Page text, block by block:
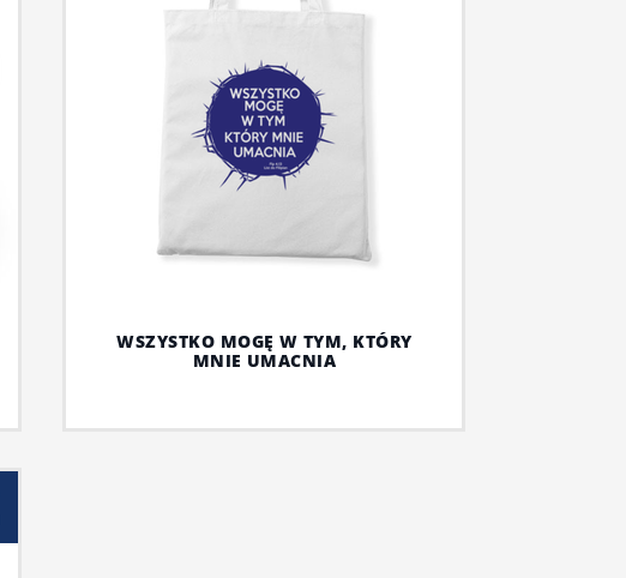
WSZYSTKO MOGĘ W TYM, KTÓRY
MNIE UMACNIA